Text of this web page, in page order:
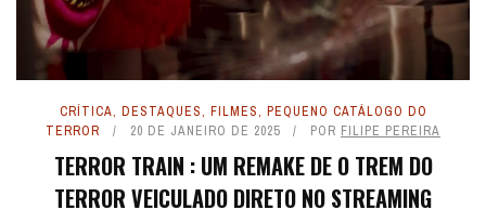
CRÍTICA, DESTAQUES, FILMES, PEQUENO CATÁLOGO DO
TERROR
20 DE JANEIRO DE 2025 POR FILIPE PEREIRA
TERROR TRAIN : UM REMAKE DE O TREM DO
TERROR VEICULADO DIRETO NO STREAMING